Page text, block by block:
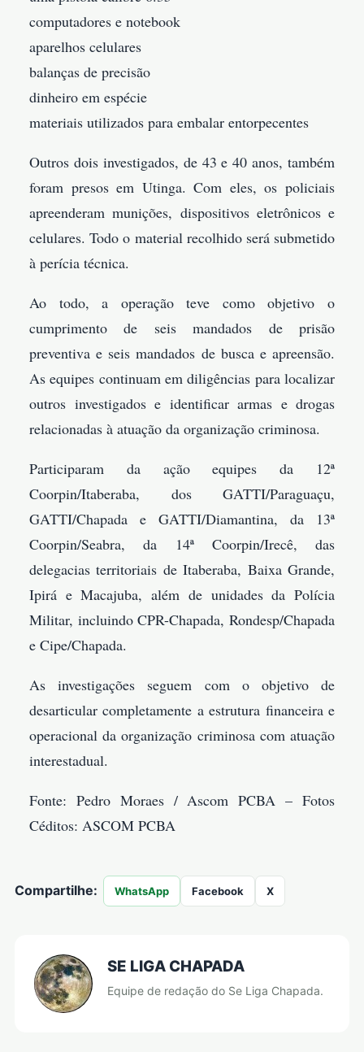
computadores e notebook
aparelhos celulares
balanças de precisão
dinheiro em espécie
materiais utilizados para embalar entorpecentes
Outros dois investigados, de 43 e 40 anos, também
foram presos em Utinga. Com eles, os policiais
apreenderam munições, dispositivos eletrônicos e
celulares. Todo o material recolhido será submetido
à perícia técnica.
Ao todo, a operação teve como objetivo o
cumprimento de seis mandados de prisão
preventiva e seis mandados de busca e apreensão.
As equipes continuam em diligências para localizar
outros investigados e identificar armas e drogas
relacionadas à atuação da organização criminosa.
Participaram da ação equipes da 12ª
Coorpin/Itaberaba, dos GATTI/Paraguaçu,
GATTI/Chapada e GATTI/Diamantina, da 13ª
Coorpin/Seabra, da 14ª Coorpin/Irecê, das
delegacias territoriais de Itaberaba, Baixa Grande,
Ipirá e Macajuba, além de unidades da Polícia
Militar, incluindo CPR-Chapada, Rondesp/Chapada
e Cipe/Chapada.
As investigações seguem com o objetivo de
desarticular completamente a estrutura financeira e
operacional da organização criminosa com atuação
interestadual.
Fonte: Pedro Moraes / Ascom PCBA – Fotos
Céditos: ASCOM PCBA
Compartilhe: WhatsApp Facebook X
SE LIGA CHAPADA
Equipe de redação do Se Liga Chapada.